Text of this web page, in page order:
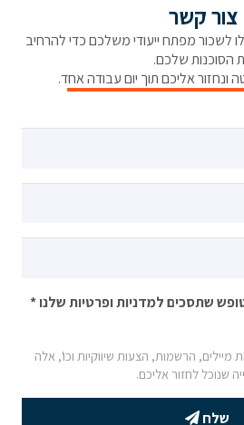
צור קשר
לשכור מפתח ייעודי משלכם כדי להרחיב
הסוכנות שלכם.
אליכם תוך יום עבודה אחד.
שתסכים למדניות ופרטיות שלנו*
מיילים, הרשמות, הצעות שיווקיות וכו', אלה
שנוכל לחזור אליכם.
שלח